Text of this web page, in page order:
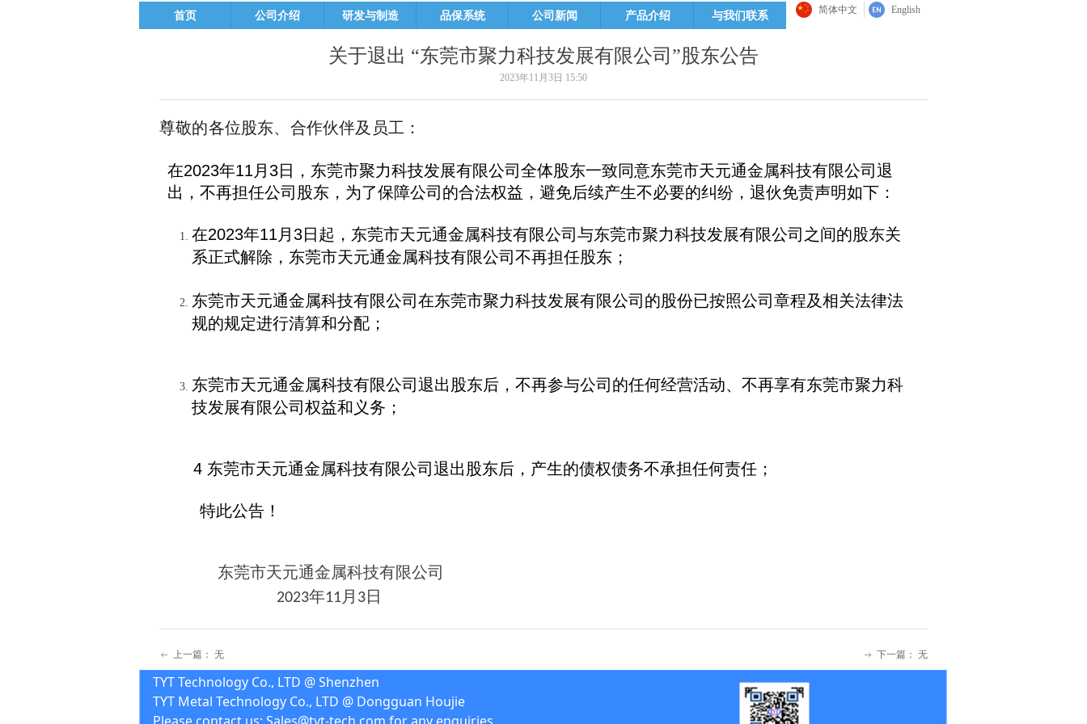
首页 公司介绍 研发与制造 品保系统 公司新闻 产品介绍 与我们联系 简体中文 English
关于退出 “东莞市聚力科技发展有限公司”股东公告
尊敬的各位股东、合作伙伴及员工：
在2023年11 月 3日，东莞市聚力科技发展有限公司全体股东一致同意东莞市天元通金属科技有限公司退
出，不再担任公司股东，为了保障公司的合法权益，避免后续产生不必要的纠纷，退伙免责声明如下：
在2023年11 月 3日起，东莞市天元通金属科技有限公司与东莞市聚力科技发展有限公司之间的股东关
系正式解除，东莞市天元通金属科技有限公司不再担任股东；
东莞市天元通金属科技有限公司在东莞市聚力科技发展有限公司的股份已按照公司章程及相关法律法
规的规定进行清算和分配；
东莞市天元通金属科技有限公司退出股东后，不再参与公司的任何经营活动、不再享有东莞市聚力科
技发展有限公司权益和义务；
4 东莞市天元通金属科技有限公司退出股东后，产生的债权债务不承担任何责任；
特此公告！
东莞市天元通金属科技有限公司
2023年11 月 3 日
2023年11月3日 15:50
ꂃ 上一篇： 无 ꁹ 下一篇： 无
TYT Technology Co., LTD @ Shenzhen
TYT Metal Technology Co., LTD @ Dongguan Houjie